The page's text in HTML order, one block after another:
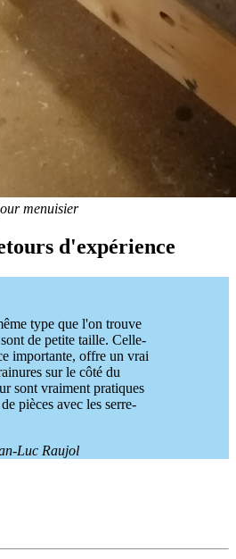
menuisier
d'expérience
type que l'on trouve
de petite taille. Celle-
importante, offre un vrai
sur le côté du
sont vraiment pratiques
pièces avec les serre-
Luc Raujol